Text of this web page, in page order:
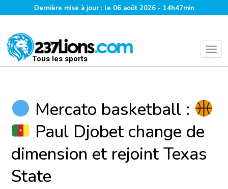
Dernière mise à jour : le 06 août 2026 - 14h47min
Tous les sports
Mercato basketball :
Paul Djobet change de
dimension et rejoint Texas
State